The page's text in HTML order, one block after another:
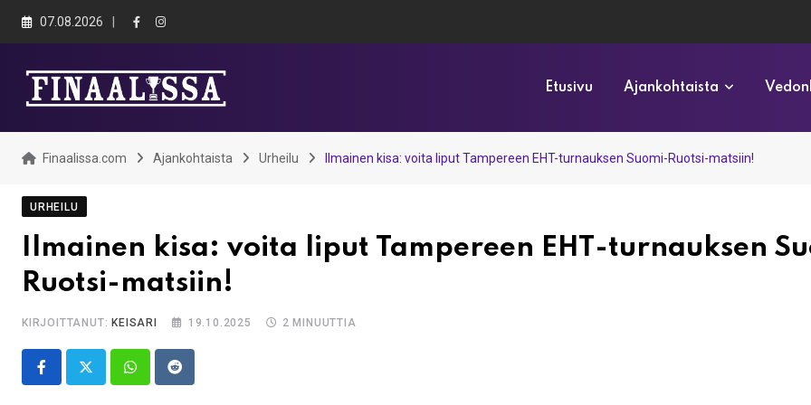
Skip
07.08.2026
Etusivu Ajankohtaista
Finaalissa.com Ajankohtaista Urheilu Ilmainen kisa: voita liput Tampereen EHT-turnauksen Suomi-Ruotsi-matsiin!
URHEILU
Ilmainen kisa: voita liput Tampereen EHT-turnauksen
Ruotsi-matsiin!
KIRJOITTANUT: KEISARI 19.10.2025 2 MINUUTTIA
WhatsappReddit